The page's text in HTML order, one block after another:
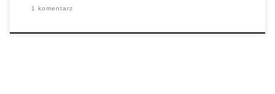
1 komentarz